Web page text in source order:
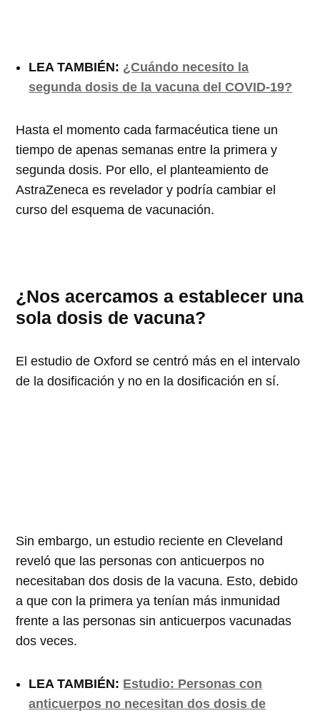
LEA TAMBIÉN: ¿Cuándo necesito la
segunda dosis de la vacuna del COVID-19?
Hasta el momento cada farmacéutica tiene un
tiempo de apenas semanas entre la primera y
segunda dosis. Por ello, el planteamiento de
AstraZeneca es revelador y podría cambiar el
curso del esquema de vacunación.
¿Nos acercamos a establecer una
sola dosis de vacuna?
El estudio de Oxford se centró más en el intervalo
de la dosificación y no en la dosificación en sí.
Sin embargo, un estudio reciente en Cleveland
reveló que las personas con anticuerpos no
necesitaban dos dosis de la vacuna. Esto, debido
a que con la primera ya tenían más inmunidad
frente a las personas sin anticuerpos vacunadas
dos veces.
LEA TAMBIÉN: Estudio: Personas con
anticuerpos no necesitan dos dosis de